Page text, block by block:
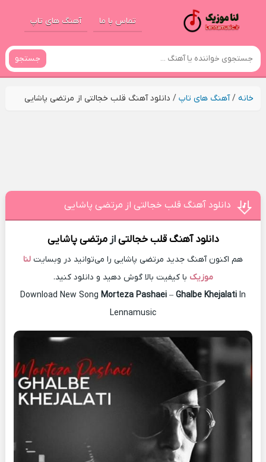
تماس با ما آهنگ های تاپ
جستجو
خانه/آهنگ های تاپ/ دانلود آهنگ قلب خجالتی از مرتضی پاشایی
دانلود آهنگ قلب خجالتی از مرتضی پاشایی
دانلود آهنگ قلب خجالتیازمرتضی پاشایی
هم اکنون آهنگ جدید مرتضی پاشایی را می‌توانید در وبسایت لنا
موزیک با کیفیت بالا گوش دهید و دانلود کنید.
Download New Song Morteza Pashaei – Ghalbe Khejalati In
Lennamusic